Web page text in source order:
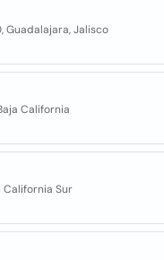
Guadalajara, Jalisco
California
California Sur